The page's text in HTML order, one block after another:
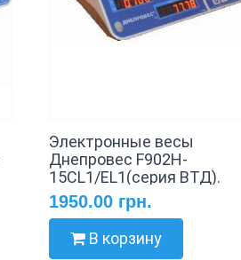
Электронные весы
Днепровес F902H-
15CL1/EL1(серия ВТД).
1950.00 грн.
В корзину